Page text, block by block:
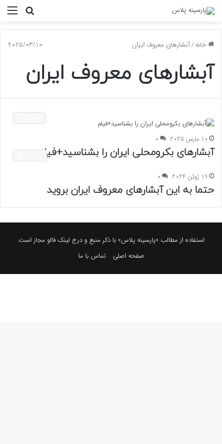
جستجو
خانه/آبشارهای معروف ایران 2025/03/10
آبشارهای معروف ایران
10 مارس 2025 0
آبشارهای بکرومحلی ایران را بشناسید+فیلم
19 ژوئن 2024 0
حتما به این آبشارهای معروف ایران بروید
استفاده از مطالب «پارسینه پلاس» با ذکر منبع و درج لینک فالو مجاز است.
صفحه اصلی
تماس با ما